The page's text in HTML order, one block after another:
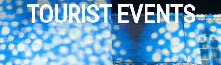
TOURIST EVENTS